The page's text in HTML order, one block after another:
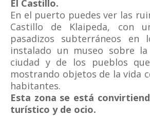
El Castillo.
En el puerto puedes ver las
Castillo de Klaipeda, con
pasadizos subterráneos en
instalado un museo sobre
ciudad y de los pueblos
mostrando objetos de la vida
habitantes.
Esta zona se está
turístico y de ocio.